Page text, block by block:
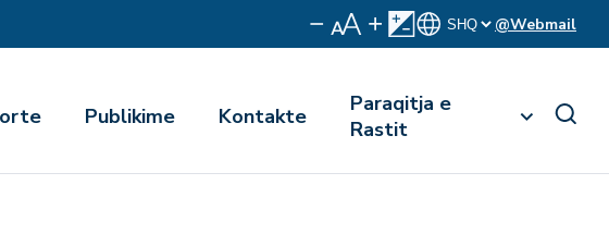
@Webmail
Publikime Kontakte
Paraqitja e
Rastit